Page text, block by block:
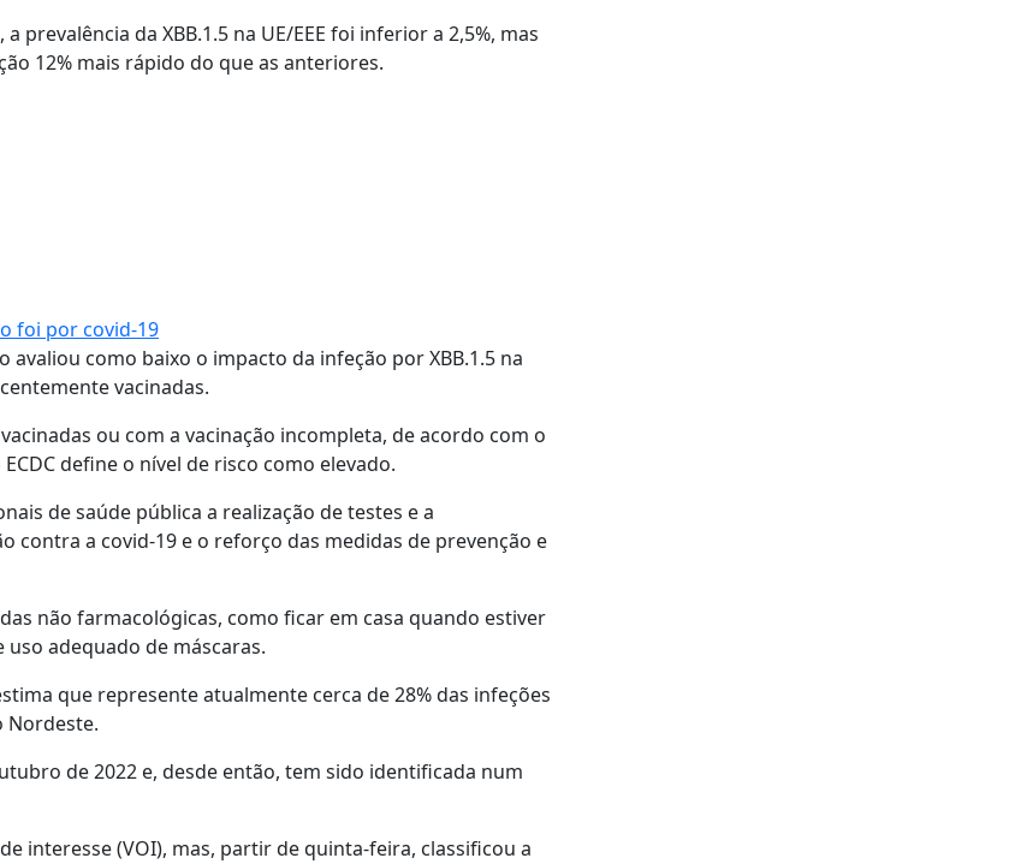
prevalência da XBB.1.5 na UE/EEE foi inferior a 2,5%, mas
12% mais rápido do que as anteriores.
foi por covid-19
como baixo o impacto da infeção por XBB.1.5 na
vacinadas.
ou com a vacinação incompleta, de acordo com o
define o nível de risco como elevado.
de saúde pública a realização de testes e a
contra a covid-19 e o reforço das medidas de prevenção e
não farmacológicas, como ficar em casa quando estiver
adequado de máscaras.
que represente atualmente cerca de 28% das infeções
Nordeste.
de 2022 e, desde então, tem sido identificada num
interesse (VOI), mas, partir de quinta-feira, classificou a